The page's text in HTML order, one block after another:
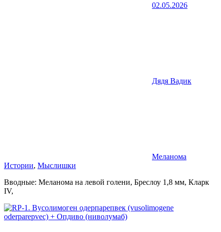
02.05.2026
Дядя Вадик
Меланома
Истории, Мыслишки
Вводные: Меланома на левой голени, Бреслоу 1,8 мм, Кларк
IV,